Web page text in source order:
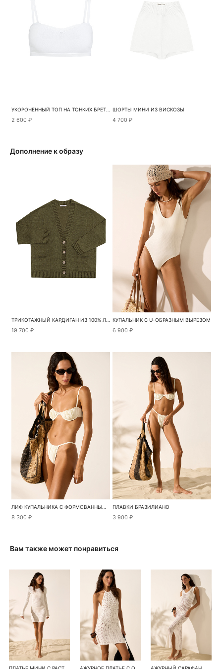
УКОРОЧЕННЫЙ ТОП НА ТОНКИХ БРЕТЕЛЯХ
2 600 ₽
ШОРТЫ МИНИ ИЗ ВИСКОЗЫ
4 700 ₽
Дополнение к образу
ТРИКОТАЖНЫЙ КАРДИГАН ИЗ 100% ЛЬНА
19 700 ₽
КУПАЛЬНИК С U-ОБРАЗНЫМ ВЫРЕЗОМ
6 900 ₽
ЛИФ КУПАЛЬНИКА С ФОРМОВАННЫМИ ЧАШКАМИ
8 300 ₽
ПЛАВКИ БРАЗИЛИАНО
3 900 ₽
Вам также может понравиться